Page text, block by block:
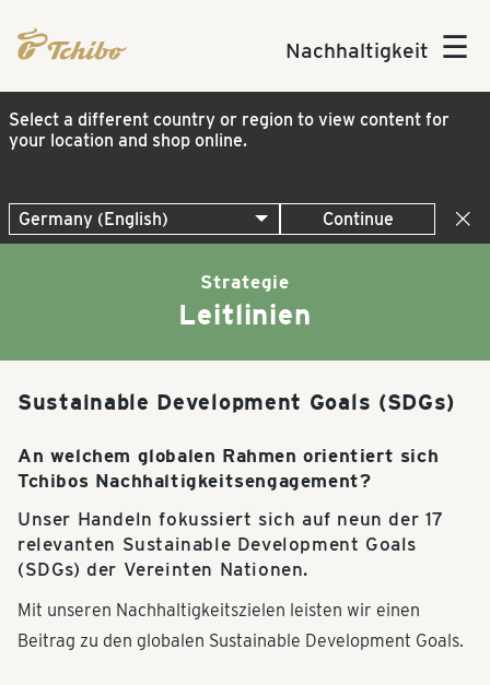
Nachhaltigkeit ☰
Select a different country or region to view content for
your location and shop online.
Continue
Strategie
Leitlinien
Sustainable Development Goals (SDGs)
An welchem globalen Rahmen orientiert sich
Tchibos Nachhaltigkeitsengagement?
Unser Handeln fokussiert sich auf neun der 17
relevanten Sustainable Development Goals
(SDGs) der Vereinten Nationen.
Mit unseren Nachhaltigkeitszielen leisten wir einen
Beitrag zu den globalen Sustainable Development Goals.